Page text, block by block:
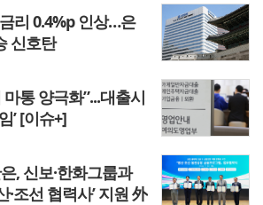
리 0.4%p 인상…은
신호탄
통 양극화”...대출시
’ [이슈+]
, 신보·한화그룹과
·조선 협력사’ 지원 外